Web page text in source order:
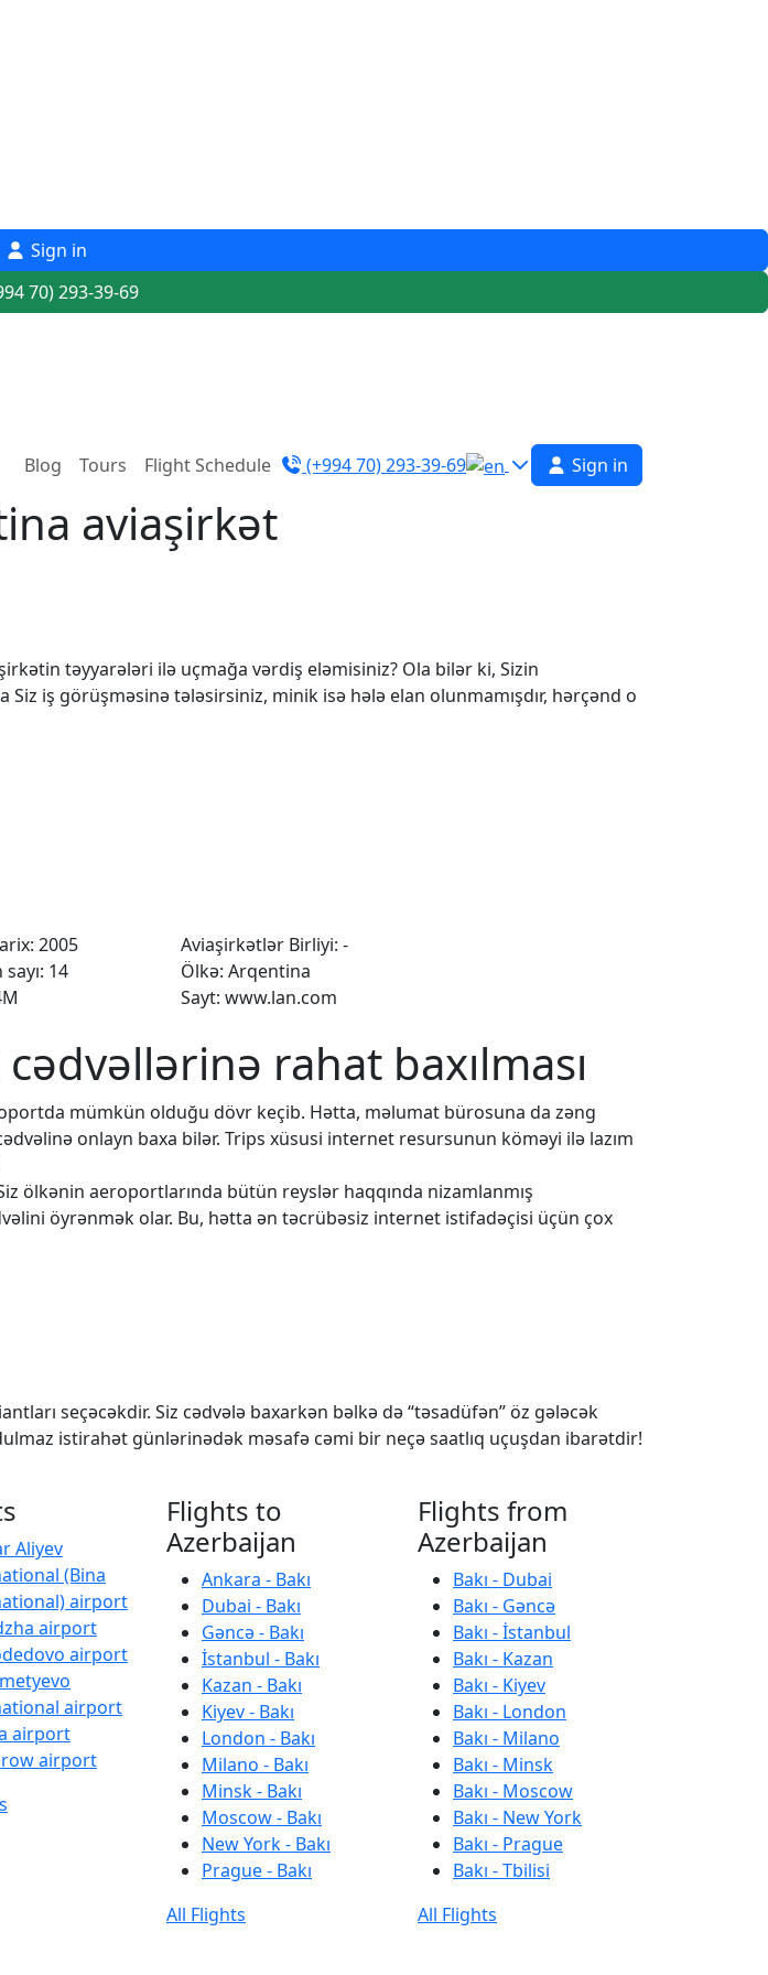
Sign in
70) 293-39-69
Blog Tours Flight Schedule (+994 70) 293-39-69 Sign in
aviaşirkət
təyyarələri ilə uçmağa vərdiş eləmisiniz? Ola bilər ki, Sizin
iş görüşməsinə tələsirsiniz, minik isə hələ elan olunmamışdır, hərçənd o
2005
14
Aviaşirkətlər Birliyi: -
Ölkə: Arqentina
Sayt: www.lan.com
rahat baxılması
mümkün olduğu dövr keçib. Hətta, məlumat bürosuna da zəng
onlayn baxa bilər. Trips xüsusi internet resursunun köməyi ilə lazım
ölkənin aeroportlarında bütün reyslər haqqında nizamlanmış
öyrənmək olar. Bu, hətta ən təcrübəsiz internet istifadəçisi üçün çox
seçəcəkdir. Siz cədvələ baxarkən bəlkə də “təsadüfən” öz gələcək
istirahət günlərinədək məsafə cəmi bir neçə saatlıq uçuşdan ibarətdir!
Aliyev
(Bina
airport
airport
airport
airport
airport
airport
Flights to
Azerbaijan
Ankara - Bakı
Dubai - Bakı
Gəncə - Bakı
İstanbul - Bakı
Kazan - Bakı
Kiyev - Bakı
London - Bakı
Milano - Bakı
Minsk - Bakı
Moscow - Bakı
New York - Bakı
Prague - Bakı
All Flights
Flights from
Azerbaijan
Bakı - Dubai
Bakı - Gəncə
Bakı - İstanbul
Bakı - Kazan
Bakı - Kiyev
Bakı - London
Bakı - Milano
Bakı - Minsk
Bakı - Moscow
Bakı - New York
Bakı - Prague
Bakı - Tbilisi
All Flights